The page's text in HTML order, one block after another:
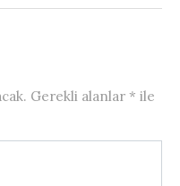
Gerekli alanlar * ile